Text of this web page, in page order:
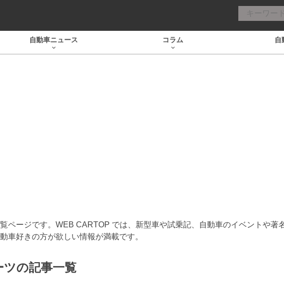
自動車ニュース コラム 自
ページです。WEB CARTOP では、新型車や試乗記、自動車のイベントや著
車好きの方が欲しい情報が満載です。
ツの記事一覧